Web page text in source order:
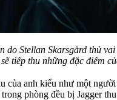
Stellan Skarsgård thủ
tiếp thu những đặc điểm
anh kiểu như một
phòng đều bị Jagger